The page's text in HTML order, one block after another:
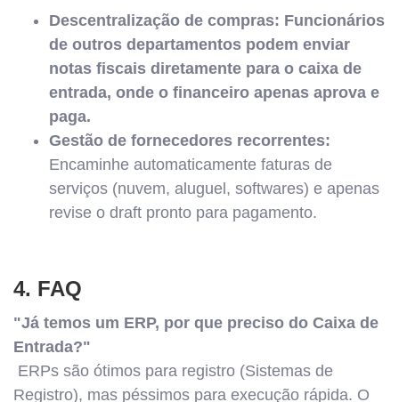
Descentralização de compras: Funcionários
de outros departamentos podem enviar
notas fiscais diretamente para o caixa de
entrada, onde o financeiro apenas aprova e
paga.
Gestão de fornecedores recorrentes:
Encaminhe automaticamente faturas de
serviços (nuvem, aluguel, softwares) e apenas
revise o draft pronto para pagamento.
4. FAQ
"Já temos um ERP, por que preciso do Caixa de
Entrada?"
ERPs são ótimos para registro (Sistemas de
Registro), mas péssimos para execução rápida. O